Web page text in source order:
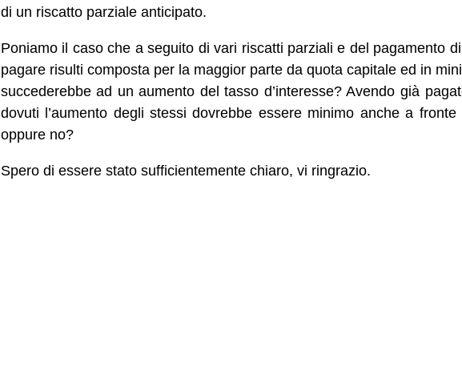
di un riscatto parziale anticipato.
Poniamo il caso che a seguito di vari riscatti parziali e del pagamento
pagare risulti composta per la maggior parte da quota capitale ed in
succederebbe ad un aumento del tasso d’interesse? Avendo già
dovuti l’aumento degli stessi dovrebbe essere minimo anche a
oppure no?
Spero di essere stato sufficientemente chiaro, vi ringrazio.